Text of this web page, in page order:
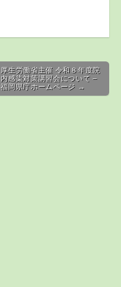
厚生労働省主催 令和８年度院
内感染対策講習会について –
福岡県庁ホームページ →